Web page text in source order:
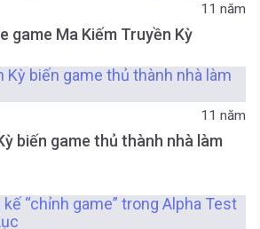
11 năm
game Ma Kiếm Truyền Kỳ
11 năm
biến game thủ thành nhà làm